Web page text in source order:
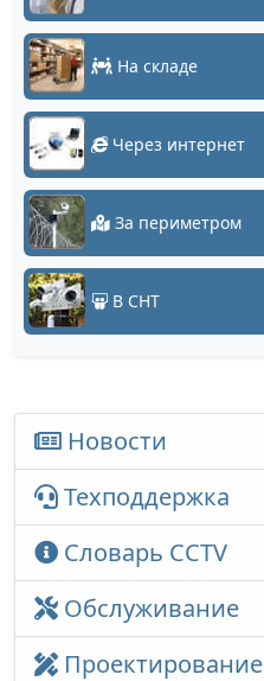
На складе
Через интернет
За периметром
В СНТ
Новости
Техподдержка
Словарь CCTV
Обслуживание
Проектирование